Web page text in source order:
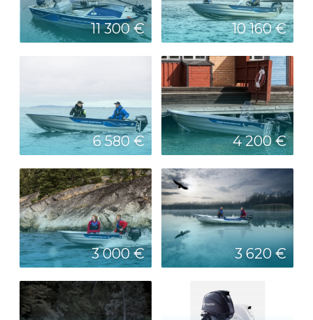
11 300 € 10 160 €
6 580 € 4 200 €
3 000 € 3 620 €